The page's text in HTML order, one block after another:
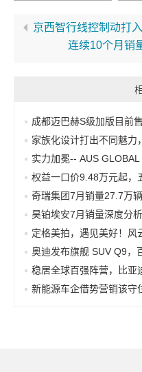
京西智行线控制动打
连续10个月销
成都迈巴赫S级加版目前
家族化设计打出不同魅力
实力加冕-- AUS GLOBAL 荣膺
权益一口价9.48万元起，
奇瑞集团7月销量27.7万
昊铂埃安7月销量深度分析
定格美拍，遇见美好！风
奥迪发布旗舰 SUV Q9，
稳居全球百强阵营，比亚迪
新能源车企借势营销该守住